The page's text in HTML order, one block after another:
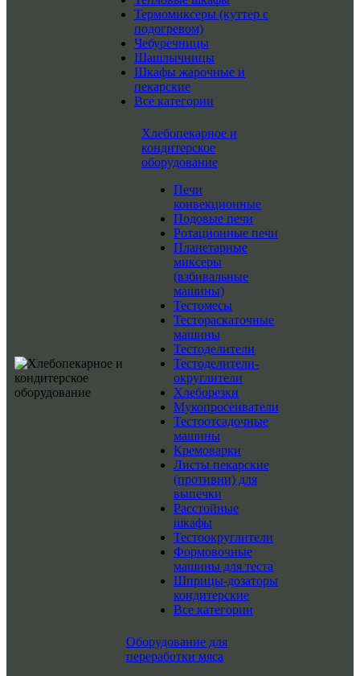
Термомиксеры (куттер с
подогревом)
Чебуречницы
Шашлычницы
Шкафы жарочные и
пекарские
Все категории
Хлебопекарное и
кондитерское
оборудование
Печи
конвекционные
Подовые печи
Ротационные печи
Планетарные
миксеры
(взбивальные
машины)
Тестомесы
Тестораскаточные
машины
Тестоделители
Тестоделители-
округлители
Хлеборезки
Мукопросеиватели
Тестоотсадочные
машины
Кремоварки
Листы пекарские
(противни) для
выпечки
Расстойные
шкафы
Тестоокруглители
Формовочные
машины для теста
Шприцы-дозаторы
кондитерские
Все категории
Оборудование для
переработки мяса